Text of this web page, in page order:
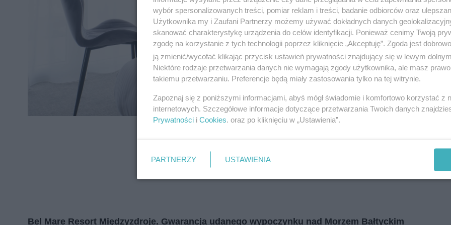
Bel Mare Resort Międzyzdroje. Gwarancja udanego wypoczynku nad Morzem Bałtyckim
Wydawca mediów lokalnych
polityką prywatności regulamin korzystania z portali
Tarnowskie Góry
Ruda Śląska
Świętochłowice
Tychy
Bytom
Katowice
Gliwice
Zabrze
Zagłębie
wybór spersonalizowanych treści, pomiar reklam i treści, badanie odbiorców oraz
Użytkownika my i Zaufani Partnerzy możemy używać dokładnych danych
skanować charakterystykę urządzenia do celów identyfikacji. Ponieważ cenimy Twoją
zgodę na korzystanie z tych technologii poprzez kliknięcie „Akceptuję”. Zgoda jest
ją zmienić/wycofać klikając przycisk ustawień prywatności znajdujący się w lewym
Niektóre rodzaje przetwarzania danych nie wymagają zgody użytkownika, ale masz
takiemu przetwarzaniu. Preferencje będą miały zastosowania tylko na tej witrynie.
Zapoznaj się z poniższymi informacjami, abyś mógł świadomie i komfortowo korzystać z
internetowych. Szczegółowe informacje dotyczące przetwarzania Twoich danych
Prywatności i Cookies. oraz po kliknięciu w „Ustawienia”.
PARTNERZY USTAWIENIA